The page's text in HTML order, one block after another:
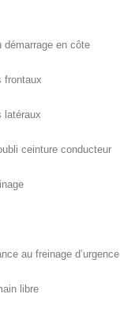
démarrage en côte
frontaux
latéraux
ceinture conducteur
au freinage d’urgence
libre